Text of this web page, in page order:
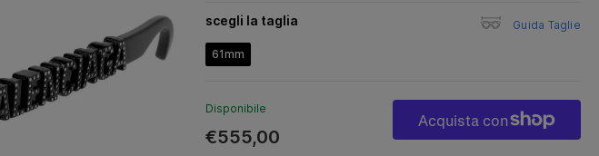
scegli la taglia Guida Taglie
61mm
Disponibile
€555,00